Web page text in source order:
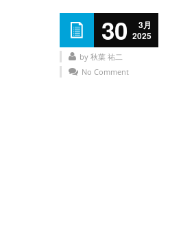
30
3月
2025
by 秋葉 祐二
No Comment